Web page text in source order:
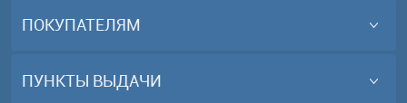
ПОКУПАТЕЛЯМ
ПУНКТЫ ВЫДАЧИ